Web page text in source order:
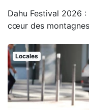
Dahu Festival 2026
cœur des
Locales